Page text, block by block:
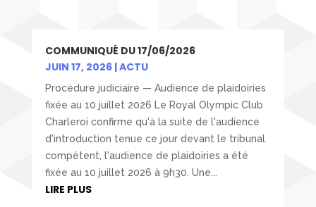
COMMUNIQUÉ DU 17/06/2026
JUIN 17, 2026|ACTU
Procédure judiciaire — Audience de plaidoiries
fixée au 10 juillet 2026 Le Royal Olympic Club
Charleroi confirme qu'à la suite de l'audience
d'introduction tenue ce jour devant le tribunal
compétent, l'audience de plaidoiries a été
fixée au 10 juillet 2026 à 9h30. Une...
LIRE PLUS